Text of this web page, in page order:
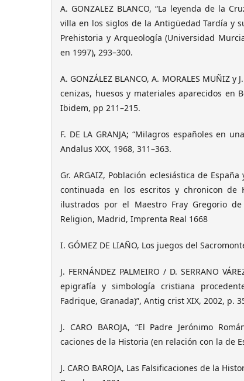
A. GONZALEZ BLANCO, “La leyenda de la
villa en los siglos de la Antigüedad Tardía y
Prehistoria y Arqueología (Universidad
en 1997), 293–300.
A. GONZÁLEZ BLANCO, A. MORALES MUÑIZ y
cenizas, huesos y materiales aparecidos en
Ibidem, pp 211–215.
F. DE LA GRANJA; “Milagros españoles en
Andalus XXX, 1968, 311–363.
Gr. ARGAIZ, Población eclesiástica de
continuada en los escritos y chronicon de
ilustrados por el Maestro Fray Gregorio
Religion, Madrid, Imprenta Real 1668
I. GÓMEZ DE LIAÑO, Los juegos del
J. FERNÁNDEZ PALMEIRO / D. SERRANO
epigrafía y simbología cristiana
Fadrique, Granada)”, Antig crist XIX, 2002, p.
J. CARO BAROJA, “El Padre Jerónimo
caciones de la Historia (en relación con la de
J. CARO BAROJA, Las Falsificaciones de la